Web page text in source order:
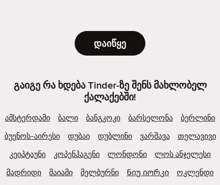
დაიწყე
გაიგე რა ხდება Tinder-ზე შენს მახლობელ
ქალაქებში!
ამსტერდამი ბალი ბანგკოკი ბარსელონა
ბერლინი
ბუენოს-აირესი
დუბაი დუბლინი ვარშავა
თელავივი
კეიპტაუნი
კოპენჰაგენი ლონდონი
ლოს ანჯელესი
მადრიდი
მაიამი მელბურნი Ნიუ იორკი
ოკლენდი